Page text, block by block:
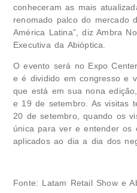
conheceram as mais
renomado palco do mercado
América Latina”, diz Ambra
Executiva da Abióptica.
O evento será no Expo
e é dividido em congresso e
que está em sua nona
e 19 de setembro. As visitas
20 de setembro, quando os
única para ver e entender os
aplicados ao dia a dia dos
Fonte: Latam Retail Show e